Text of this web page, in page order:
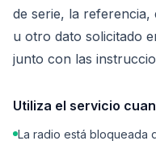
de serie, la
u otro dato solicitado
junto con las
Utiliza el servicio
La radio está bloqueada